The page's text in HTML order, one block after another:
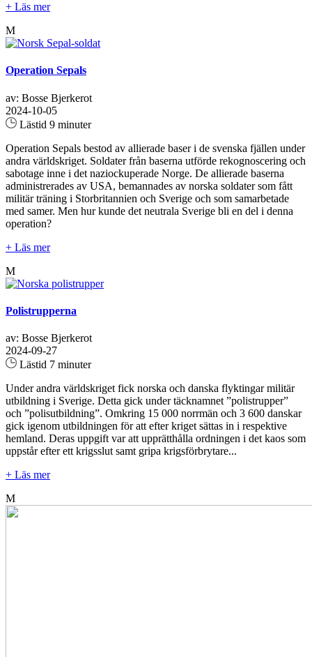
+ Läs mer
M
Operation Sepals
av: Bosse Bjerkerot
2024-10-05
Lästid 9 minuter
Operation Sepals bestod av allierade baser i de svenska fjällen under
andra världskriget. Soldater från baserna utförde rekognoscering och
sabotage inne i det naziockuperade Norge. De allierade baserna
administrerades av USA, bemannades av norska soldater som fått
militär träning i Storbritannien och Sverige och som samarbetade
med samer. Men hur kunde det neutrala Sverige bli en del i denna
operation?
+ Läs mer
M
Polistrupperna
av: Bosse Bjerkerot
2024-09-27
Lästid 7 minuter
Under andra världskriget fick norska och danska flyktingar militär
utbildning i Sverige. Detta gick under täcknamnet ”polistrupper”
och ”polisutbildning”. Omkring 15 000 norrmän och 3 600 danskar
gick igenom utbildningen för att efter kriget sättas in i respektive
hemland. Deras uppgift var att upprätthålla ordningen i det kaos som
uppstår efter ett krigsslut samt gripa krigsförbrytare...
+ Läs mer
M